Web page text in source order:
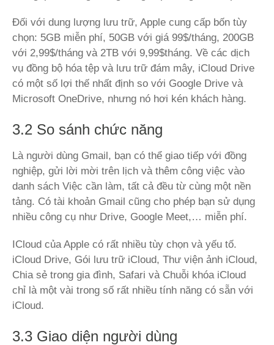
Đối với dung lượng lưu trữ, Apple cung cấp bốn tùy
chọn: 5GB miễn phí, 50GB với giá 99$/tháng, 200GB
với 2,99$/tháng và 2TB với 9,99$tháng. Về các dịch
vụ đồng bộ hóa tệp và lưu trữ đám mây, iCloud Drive
có một số lợi thế nhất định so với Google Drive và
Microsoft OneDrive, nhưng nó hơi kén khách hàng.
3.2 So sánh chức năng
Là người dùng Gmail, bạn có thể giao tiếp với đồng
nghiệp, gửi lời mời trên lịch và thêm công việc vào
danh sách Việc cần làm, tất cả đều từ cùng một nền
tảng. Có tài khoản Gmail cũng cho phép bạn sử dụng
nhiều công cụ như Drive, Google Meet,… miễn phí.
ICloud của Apple có rất nhiều tùy chọn và yếu tố.
iCloud Drive, Gói lưu trữ iCloud, Thư viện ảnh iCloud,
Chia sẻ trong gia đình, Safari và Chuỗi khóa iCloud
chỉ là một vài trong số rất nhiều tính năng có sẵn với
iCloud.
3.3 Giao diện người dùng